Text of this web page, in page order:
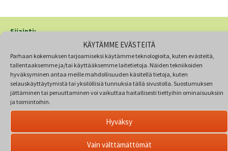
KÄYTÄMME EVÄSTEITÄ
Parhaan kokemuksen tarjoamiseksi käytämme teknologioita, kuten evästeitä,
tallentaaksemme ja/tai käyttääksemme laitetietoja. Näiden tekniikoiden
hyväksyminen antaa meille mahdollisuuden käsitellä tietoja, kuten
selauskäyttäytymistä tai yksilöllisiä tunnuksia tällä sivustolla. Suostumuksen
jättäminen tai peruuttaminen voi vaikuttaa haitallisesti tiettyihin ominaisuuksiin
ja toimintoihin.
Hyväksy
Vain välttämättömät
Sijainti:
Ratatöyrääntie 10
05800 Hyvinkää
VIITASAARI
Veikkolantie 7
44630 Kumpumäki